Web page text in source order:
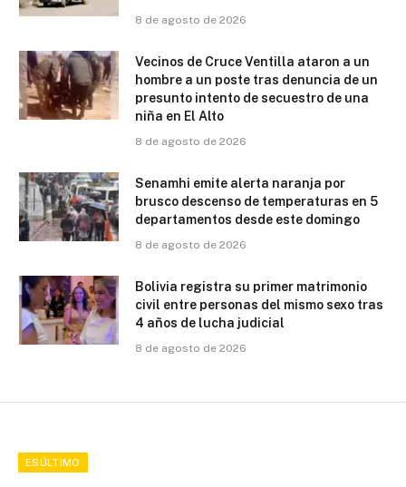
8 de agosto de 2026
Vecinos de Cruce Ventilla ataron a un
hombre a un poste tras denuncia de un
presunto intento de secuestro de una
niña en El Alto
8 de agosto de 2026
Senamhi emite alerta naranja por
brusco descenso de temperaturas en 5
departamentos desde este domingo
8 de agosto de 2026
Bolivia registra su primer matrimonio
civil entre personas del mismo sexo tras
4 años de lucha judicial
8 de agosto de 2026
ESÚLTIMO